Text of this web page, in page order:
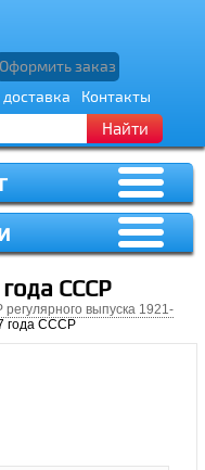
Контакты
Найти
Оформить заказ
СССР
выпуска 1921-
года СССР